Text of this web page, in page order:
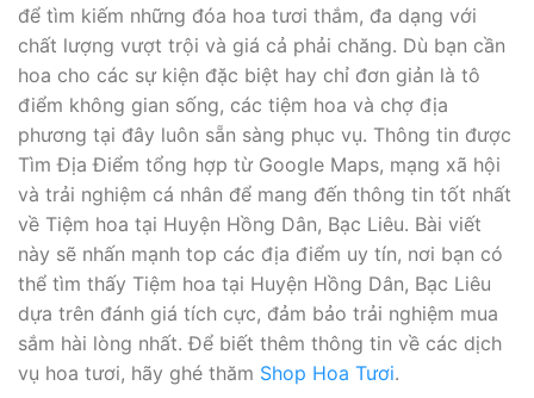
để tìm kiếm những đóa hoa tươi thắm, đa dạng với
chất lượng vượt trội và giá cả phải chăng. Dù bạn cần
hoa cho các sự kiện đặc biệt hay chỉ đơn giản là tô
điểm không gian sống, các tiệm hoa và chợ địa
phương tại đây luôn sẵn sàng phục vụ. Thông tin được
Tìm Địa Điểm tổng hợp từ Google Maps, mạng xã hội
và trải nghiệm cá nhân để mang đến thông tin tốt nhất
về Tiệm hoa tại Huyện Hồng Dân, Bạc Liêu. Bài viết
này sẽ nhấn mạnh top các địa điểm uy tín, nơi bạn có
thể tìm thấy Tiệm hoa tại Huyện Hồng Dân, Bạc Liêu
dựa trên đánh giá tích cực, đảm bảo trải nghiệm mua
sắm hài lòng nhất. Để biết thêm thông tin về các dịch
vụ hoa tươi, hãy ghé thăm Shop Hoa Tươi.